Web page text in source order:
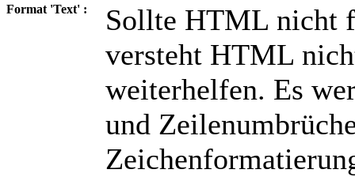
Format 'Text' :
Sollte HTML nicht
versteht HTML
weiterhelfen. Es
und